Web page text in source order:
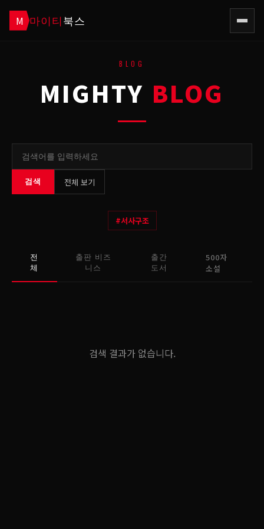
M 마이티북스
BLOG
MIGHTY BLOG
검색 전체 보기
#서사구조
전
체
출판 비즈
니스
출간
도서
500자
소설
검색 결과가 없습니다.